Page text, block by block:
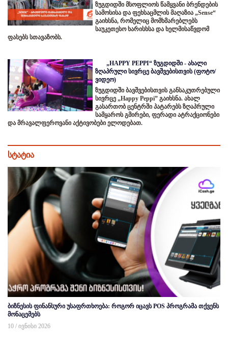
ზუგდიდში მსოფლიოს წამყვანი ბრენდების
სამოსისა და ფეხსაცმლის მაღაზია „Sense“
გაიხსნა, რომელიც მომხმარებლებს
საუკეთესო ხარისხსა და ხელმისაწვდომ
ფასებს სთავაზობს.
„HAPPY PEPPI“ ზუგდიდში - ახალი
ზღაპრული სივრცე ბავშვებისთვის (ფოტო/
ვიდეო)
ზუგდიდში ბავშვებისთვის განსაკუთრებული
სივრცე „Happy Peppi” გაიხსნა. ახალ
გასართობ ცენტრში პატარებს ზღაპრული
სამყაროს გმირები, ფერადი ატრაქციონები
და მრავალფეროვანი აქტივობები ელოდებათ.
სტატია
ბიზნესის ფინანსური უსაფრთხოება: როგორ იცავს POS პროგრამა თქვენს
მონაცემებს
10 / ივნისი 2026